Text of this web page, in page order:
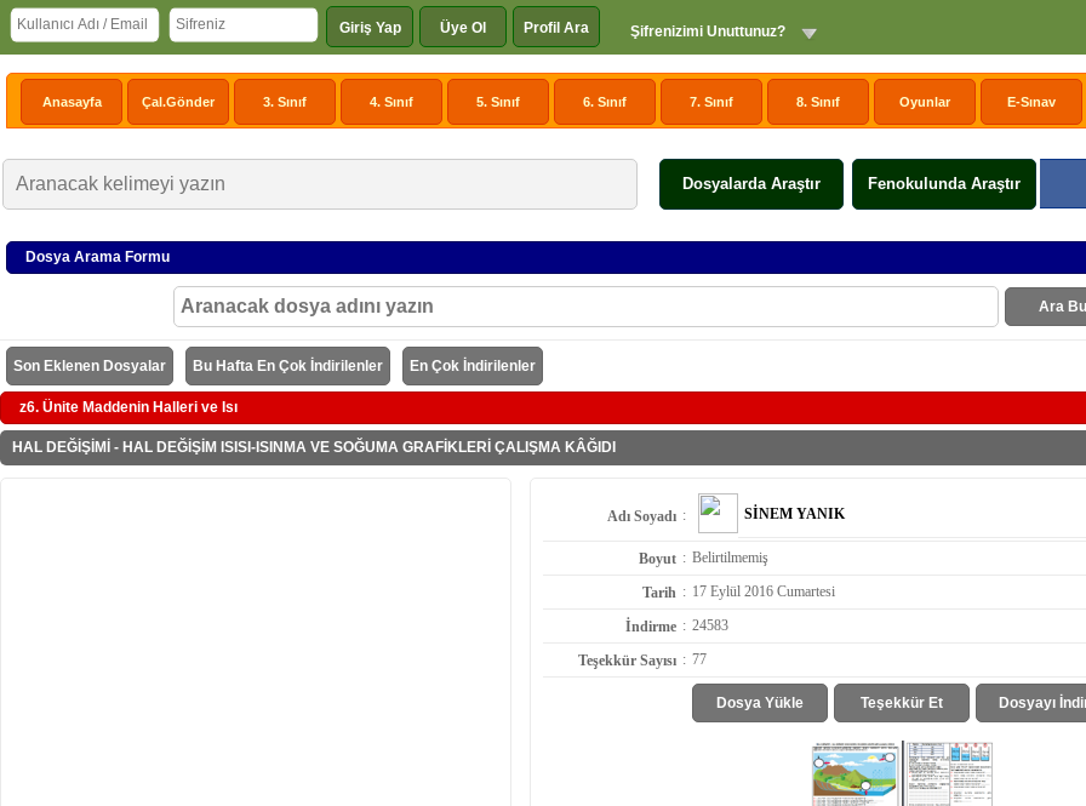
Giriş Yap Üye Ol Profil Ara Şifrenizimi Unuttunuz?
Anasayfa Çal.Gönder 3. Sınıf 4. Sınıf 5. Sınıf 6. Sınıf 7. Sınıf 8. Sınıf Oyunlar E-Sınav
Dosyalarda Araştır Fenokulunda Araştır
Dosya Arama Formu
Ara
Son Eklenen Dosyalar Bu Hafta En Çok İndirilenler En Çok İndirilenler
z6. Ünite Maddenin Halleri ve Isı
HAL DEĞİŞİMİ - HAL DEĞİŞİM ISISI-ISINMA VE SOĞUMA GRAFİKLERİ ÇALIŞMA KÂĞIDI
Adı Soyadı : SİNEM YANIK
Boyut : Belirtilmemiş
Tarih : 17 Eylül 2016 Cumartesi
İndirme : 24583
Teşekkür Sayısı : 77
Dosya Yükle Teşekkür Et Dosyayı